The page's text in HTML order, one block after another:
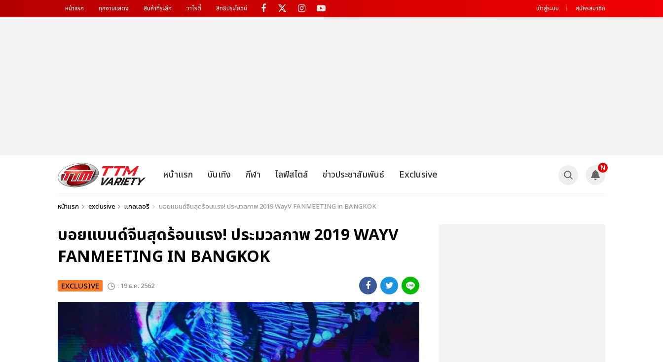
หน้าแรก ทุกงานแสดง สินค้าที่ระลึก วาไรตี้ สิทธิประโยชน์ เข้าสู่ระบบ สมัครสมาชิก
หน้าแรก บันเทิง กีฬา ไลฟ์สไตล์ ข่าวประชาสัมพันธ์ Exclusive
N
หน้าแรก exclusive แกลเลอรี บอยแบนด์จีนสุดร้อนแรง! ประมวลภาพ 2019 WayV FANMEETING in BANGKOK
บอยแบนด์จีนสุดร้อนแรง! ประมวลภาพ 2019 WAYV
FANMEETING IN BANGKOK
EXCLUSIVE : 19 ธ.ค. 2562